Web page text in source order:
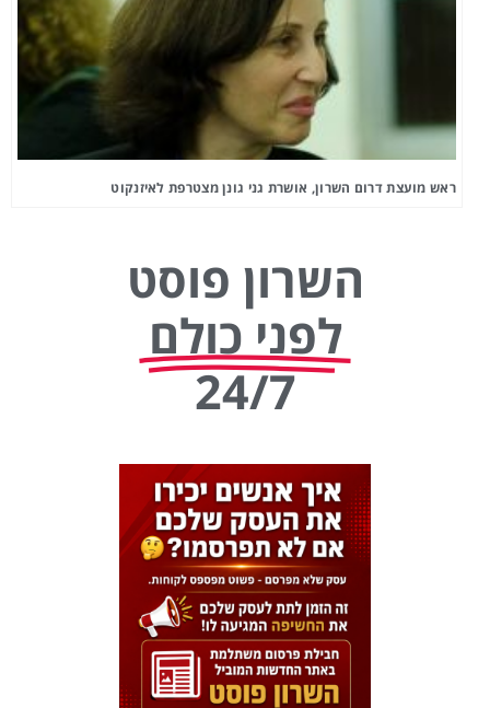
ראש מועצת דרום השרון, אושרת גני גונן מצטרפת לאיזנקוט
השרון פוסט
לפני כולם
24/7